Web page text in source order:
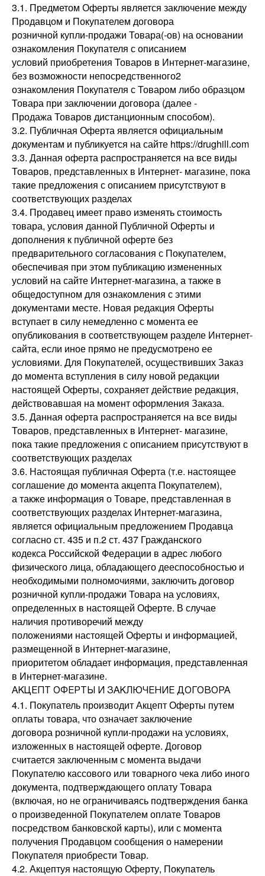
3.1. Предметом Оферты является заключение между
Продавцом и Покупателем договора
розничной купли-продажи Товара(-ов) на основании
ознакомления Покупателя с описанием
условий приобретения Товаров в Интернет-магазине,
без возможности непосредственного2
ознакомления Покупателя с Товаром либо образцом
Товара при заключении договора (далее -
Продажа Товаров дистанционным способом).
3.2. Публичная Оферта является официальным
документам и публикуется на сайте https://drughill.com
3.3. Данная оферта распространяется на все виды
Товаров, представленных в Интернет- магазине, пока
такие предложения с описанием присутствуют в
соответствующих разделах
3.4. Продавец имеет право изменять стоимость
товара, условия данной Публичной Оферты и
дополнения к публичной оферте без
предварительного согласования с Покупателем,
обеспечивая при этом публикацию измененных
условий на сайте Интернет-магазина, а также в
общедоступном для ознакомления с этими
документами месте. Новая редакция Оферты
вступает в силу немедленно с момента ее
опубликования в соответствующем разделе Интернет-
сайта, если иное прямо не предусмотрено ее
условиями. Для Покупателей, осуществивших Заказ
до момента вступления в силу новой редакции
настоящей Оферты, сохраняет действие редакция,
действовавшая на момент оформления Заказа.
3.5. Данная оферта распространяется на все виды
Товаров, представленных в Интернет- магазине,
пока такие предложения с описанием присутствуют в
соответствующих разделах
3.6. Настоящая публичная Оферта (т.е. настоящее
соглашение до момента акцепта Покупателем),
а также информация о Товаре, представленная в
соответствующих разделах Интернет-магазина,
является официальным предложением Продавца
согласно ст. 435 и п.2 ст. 437 Гражданского
кодекса Российской Федерации в адрес любого
физического лица, обладающего дееспособностью и
необходимыми полномочиями, заключить договор
розничной купли-продажи Товара на условиях,
определенных в настоящей Оферте. В случае
наличия противоречий между
положениями настоящей Оферты и информацией,
размещенной в Интернет-магазине,
приоритетом обладает информация, представленная
в Интернет-магазине.
АКЦЕПТ ОФЕРТЫ И ЗАКЛЮЧЕНИЕ ДОГОВОРА
4.1. Покупатель производит Акцепт Оферты путем
оплаты товара, что означает заключение
договора розничной купли-продажи на условиях,
изложенных в настоящей оферте. Договор
считается заключенным с момента выдачи
Покупателю кассового или товарного чека либо иного
документа, подтверждающего оплату Товара
(включая, но не ограничиваясь подтверждения банка
о произведенной Покупателем оплате Товаров
посредством банковской карты), или с момента
получения Продавцом сообщения о намерении
Покупателя приобрести Товар.
4.2. Акцептуя настоящую Оферту, Покупатель